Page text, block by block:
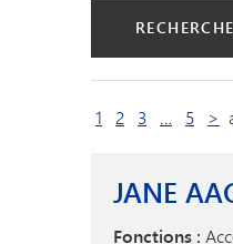
1 2 3 … série
5 >
JANE
Fonctions :